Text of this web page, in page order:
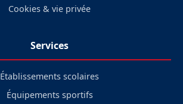
Cookies & vie privée
Services
Établissements scolaires
Équipements sportifs